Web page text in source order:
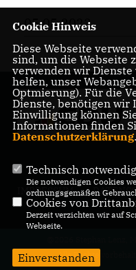
05.05.2023
IMPRESSUM
Alle Rechte
Cookie Hinweis
Diese Webseite
sind, um die Webseite
verwenden wir
helfen, unser
Optmierung). Für die
Dienste, benötigen
Einwilligung können
Informationen finden
Datenschutzerklärung.
Technisch
Die notwendigen Cookies
ordnungsgemäßen
Cookies von
Derzeit verzichten wir auf
Webseite.
Einverstanden